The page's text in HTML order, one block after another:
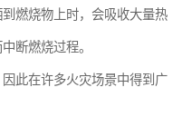
燃烧物上时，会吸收大量热
断燃烧过程。
此在许多火灾场景中得到广